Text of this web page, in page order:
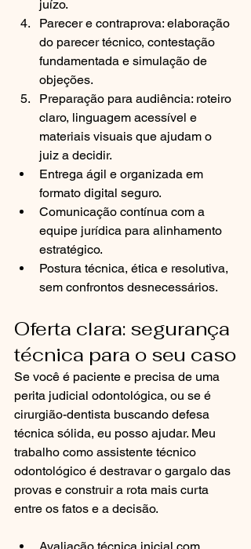
juízo.
Parecer e contraprova: elaboração
do parecer técnico, contestação
fundamentada e simulação de
objeções.
Preparação para audiência: roteiro
claro, linguagem acessível e
materiais visuais que ajudam o
juiz a decidir.
Entrega ágil e organizada em
formato digital seguro.
Comunicação contínua com a
equipe jurídica para alinhamento
estratégico.
Postura técnica, ética e resolutiva,
sem confrontos desnecessários.
Oferta clara: segurança
técnica para o seu caso
Se você é paciente e precisa de uma
perita judicial odontológica, ou se é
cirurgião-dentista buscando defesa
técnica sólida, eu posso ajudar. Meu
trabalho como assistente técnico
odontológico é destravar o gargalo das
provas e construir a rota mais curta
entre os fatos e a decisão.